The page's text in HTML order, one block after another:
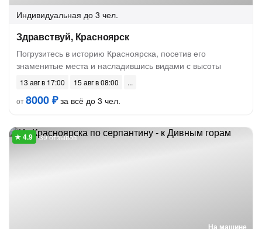
Индивидуальная до 3 чел.
Здравствуй, Красноярск
Погрузитесь в историю Красноярска, посетив его
знаменитые места и насладившись видами с высоты
13 авг в 17:00
15 авг в 08:00
от8000 ₽за всё до 3 чел.
На машине
39 отзывов